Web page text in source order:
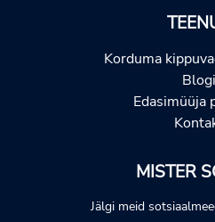
Korduma
Blogi
Edasimüüja
MISTER
Jälgi meid